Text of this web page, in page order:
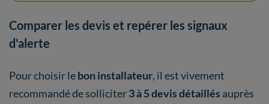
Comparer les devis et repérer les signaux
d'alerte
Pour choisir lebon installateur, il est vivement
recommandé de solliciter3 à 5 devis détaillés auprès